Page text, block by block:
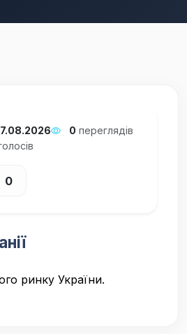
0 переглядів
0
ринку України.